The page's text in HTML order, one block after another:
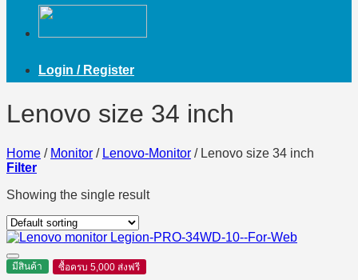
Login / Register
Lenovo size 34 inch
Home / Monitor / Lenovo-Monitor /Lenovo size 34 inch
Filter
Showing the single result
มีสินค้า ซื้อครบ 5,000 ส่งฟรี